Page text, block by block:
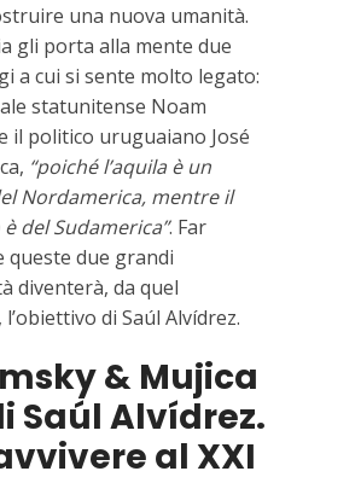
una nuova umanità.
gli porta alla mente due
a cui si sente molto legato:
statunitense Noam
il politico uruguaiano José
“poiché l’aquila è un
Nordamerica, mentre il
del Sudamerica”. Far
queste due grandi
diventerà, da quel
di Saúl Alvídrez.
& Mujica
Saúl Alvídrez.
al XXI